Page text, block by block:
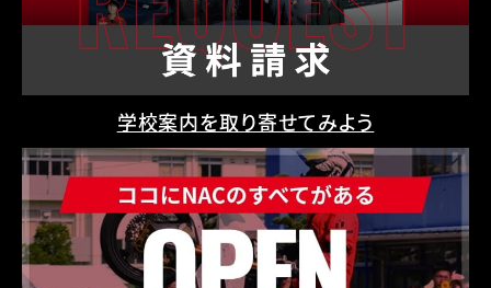
学校案内を取り寄せてみよう